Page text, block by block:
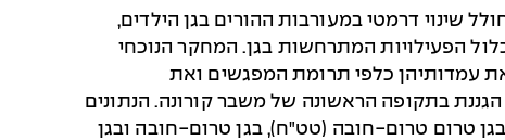
שינוי דרמטי במעורבות ההורים בגן הילדים,
הפעילויות המתרחשות בגן. המחקר הנוכחי
עמדותיהן כלפי תרומת המפגשים ואת
בתקופה הראשונה של משבר קורונה. הנתונים
197 אימהות לילדים בגן טרום טרום-חובה (טט"ח), בגן טרום-חובה ובגן